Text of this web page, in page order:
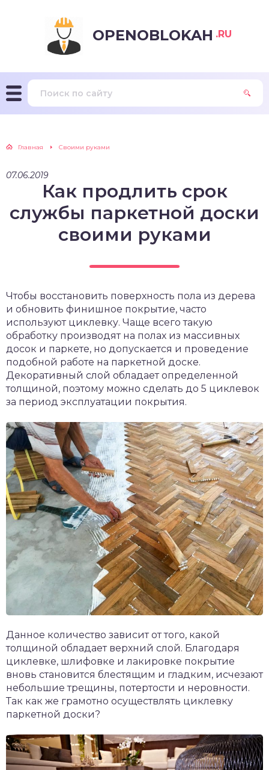
OPENOBLOKAH .RU
Главная Своими руками
07.06.2019
Как продлить срок
службы паркетной доски
своими руками
Чтобы восстановить поверхность пола из дерева
и обновить финишное покрытие, часто
используют циклевку. Чаще всего такую
обработку производят на полах из массивных
досок и паркете, но допускается и проведение
подобной работе на паркетной доске.
Декоративный слой обладает определенной
толщиной, поэтому можно сделать до 5 циклевок
за период эксплуатации покрытия.
Данное количество зависит от того, какой
толщиной обладает верхний слой. Благодаря
циклевке, шлифовке и лакировке покрытие
вновь становится блестящим и гладким, исчезают
небольшие трещины, потертости и неровности.
Так как же грамотно осуществлять циклевку
паркетной доски?